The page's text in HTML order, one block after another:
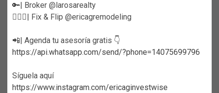
🔑| Broker @larosarealty
👷🏼‍♀️| Fix & Flip @ericagremodeling
📲| Agenda tu asesoría gratis 👇
https://api.whatsapp.com/send/?phone=14075699796
Síguela aquí
https://www.instagram.com/ericaginvestwise